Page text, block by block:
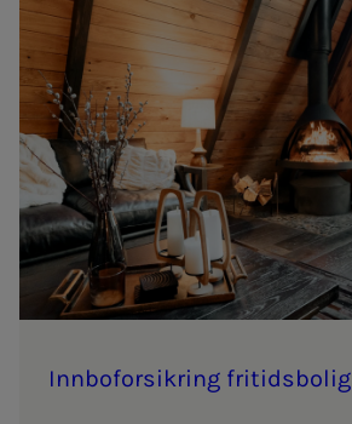
Inn­­­bo­­­for­­­sik­ring fri­­­tids­­­bo­­­lig